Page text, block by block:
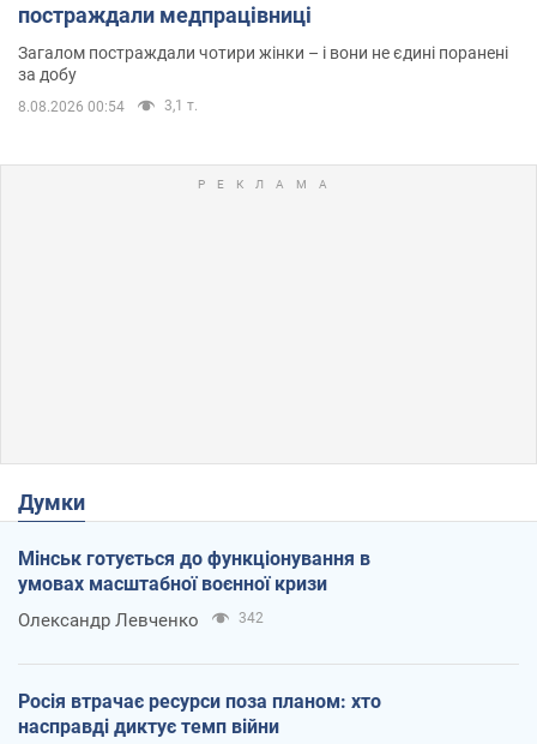
постраждали медпрацівниці
Загалом постраждали чотири жінки – і вони не єдині поранені
за добу
8.08.2026 00:54 3,1 т.
Думки
Мінськ готується до функціонування в
умовах масштабної воєнної кризи
Олександр Левченко 342
Росія втрачає ресурси поза планом: хто
насправді диктує темп війни